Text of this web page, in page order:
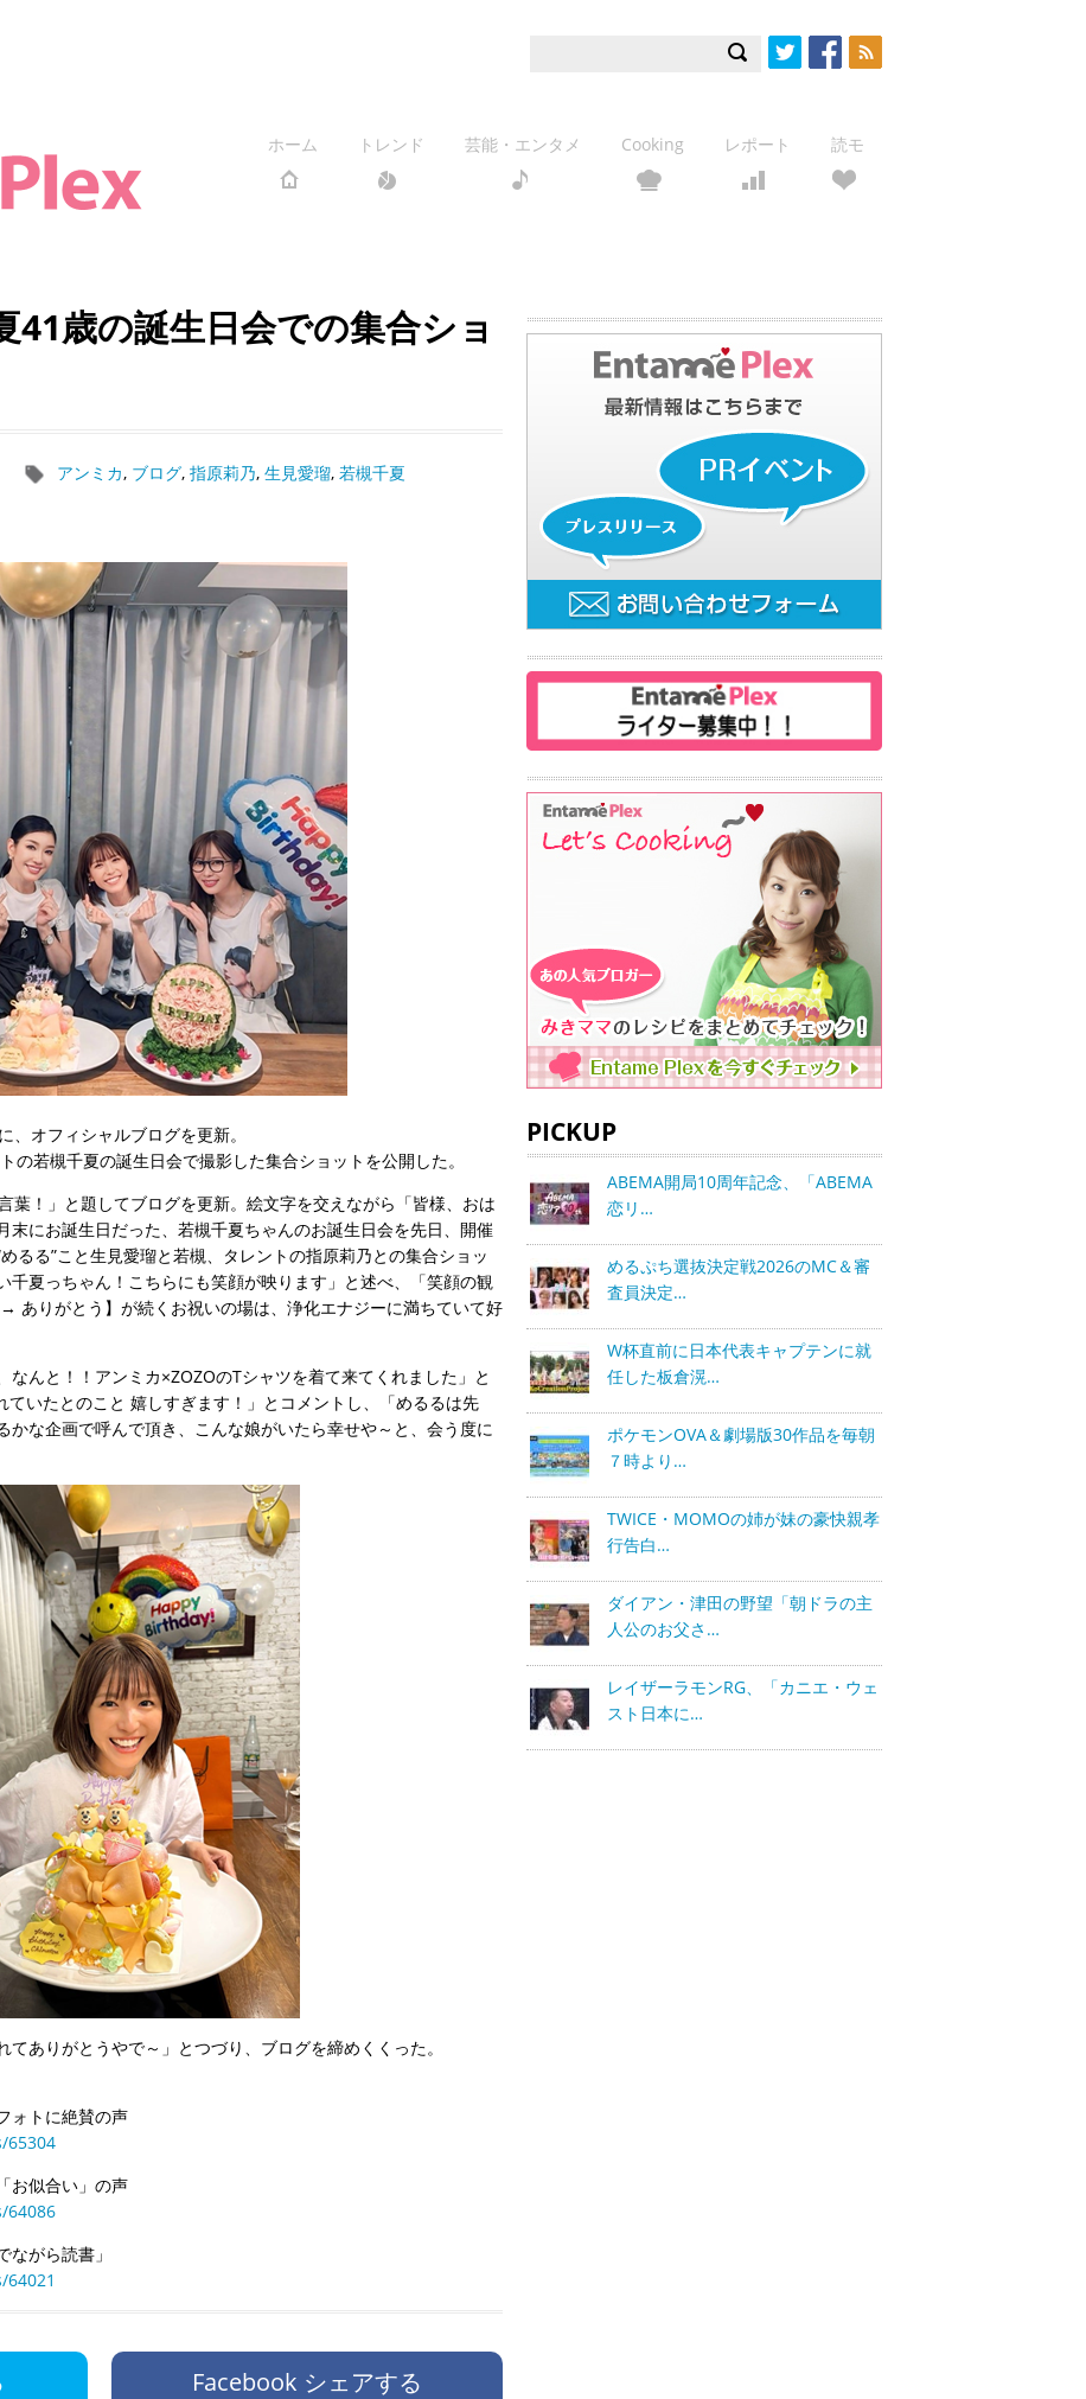
ホーム トレンド 芸能・エンタメ Cooking レポート 読モ
41歳の誕生日会での集合ショ
アンミカ, ブログ, 指原莉乃, 生見愛瑠, 若槻千夏
オフィシャルブログを更新。
の若槻千夏の誕生日会で撮影した集合ショットを公開した。
葉！」と題してブログを更新。絵文字を交えながら「皆様、おは
末にお誕生日だった、若槻千夏ちゃんのお誕生日会を先日、開催
るる”こと生見愛瑠と若槻、タレントの指原莉乃との集合ショッ
千夏っちゃん！こちらにも笑顔が映ります」と述べ、「笑顔の観
ありがとう】が続くお祝いの場は、浄化エナジーに満ちていて好
んと！！アンミカ×ZOZOのTシャツを着て来てくれました」と
ていたとのこと 嬉しすぎます！」とコメントし、「めるるは先
な企画で呼んで頂き、こんな娘がいたら幸せや～と、会う度に
ありがとうやで～」とつづり、ブログを締めくくった。
ォトに絶賛の声
65304
お似合い」の声
64086
がら読書」
Facebook シェアする
PICKUP
ABEMA開局10周年記念、「ABEMA
恋リ…
めるぷち選抜決定戦2026のMC＆審
査員決定…
W杯直前に日本代表キャプテンに就
任した板倉滉…
ポケモンOVA＆劇場版30作品を毎朝
７時より…
TWICE・MOMOの姉が妹の豪快親孝
行告白…
ダイアン・津田の野望「朝ドラの主
人公のお父さ…
レイザーラモンRG、「カニエ・ウェ
スト日本に…